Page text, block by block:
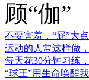
顾“伽”
不要害羞，“屁”大
运动的人常这样做
每天花30分钟习练
“球王”用生命唤醒